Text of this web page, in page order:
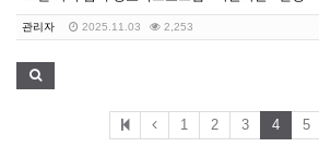
관리자 2025.11.03 2,253
1 2 3 4 5